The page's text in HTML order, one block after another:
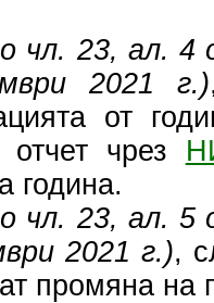
чл. 23, ал.
2021 г.)
от
отчет чрез
година.
чл. 23, ал.
2021 г.),
промяна на